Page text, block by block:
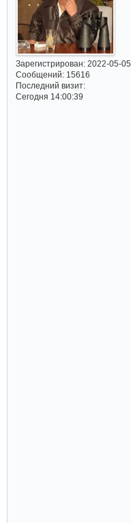
Зарегистрирован: 2022-05-05
Сообщений:15616
Последний визит:
Сегодня 14:00:39